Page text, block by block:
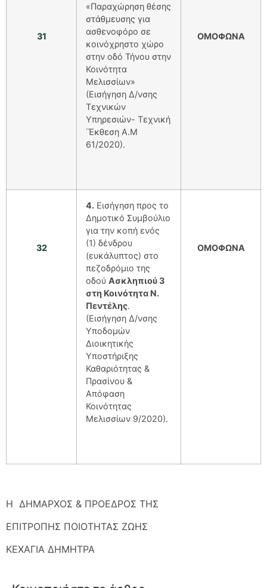
31
«Παραχώρηση θέσης
στάθμευσης για
ασθενοφόρο σε
κοινόχρηστο χώρο
στην οδό Τήνου στην
Κοινότητα
Μελισσίων»
(Εισήγηση Δ/νσης
Τεχνικών
Υπηρεσιών- Τεχνική
΄Έκθεση Α.Μ
61/2020).
ΟΜΟΦΩΝΑ
32
4. Εισήγηση προς το
Δημοτικό Συμβούλιο
για την κοπή ενός
(1) δένδρου
(ευκάλυπτος) στο
πεζοδρόμιο της
οδού Ασκληπιού 3
στη Κοινότητα Ν.
Πεντέλης.
(Εισήγηση Δ/νσης
Υποδομών
Διοικητικής
Υποστήριξης
Καθαριότητας &
Πρασίνου &
Απόφαση
Κοινότητας
Μελισσίων 9/2020).
ΟΜΟΦΩΝΑ
Η ΔΗΜΑΡΧΟΣ & ΠΡΟΕΔΡΟΣ ΤΗΣ
ΕΠΙΤΡΟΠΗΣ ΠΟΙΟΤΗΤΑΣ ΖΩΗΣ
ΚΕΧΑΓΙΑ ΔΗΜΗΤΡΑ